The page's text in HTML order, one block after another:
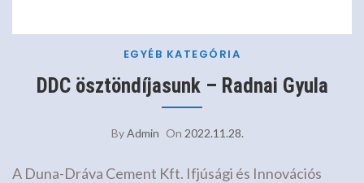
EGYÉB KATEGÓRIA
DDC ösztöndíjasunk – Radnai Gyula
ByAdmin On 2022.11.28.
A Duna-Dráva Cement Kft. Ifjúsági és Innovációs